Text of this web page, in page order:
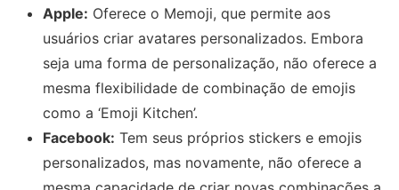
Apple: Oferece o Memoji, que permite aos
usuários criar avatares personalizados. Embora
seja uma forma de personalização, não oferece a
mesma flexibilidade de combinação de emojis
como a ‘Emoji Kitchen’.
Facebook: Tem seus próprios stickers e emojis
personalizados, mas novamente, não oferece a